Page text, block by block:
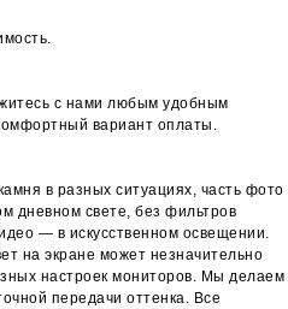
с нами любым удобным
вариант оплаты.
в разных ситуациях, часть фото
дневном свете, без фильтров
— в искусственном освещении.
на экране может незначительно
настроек мониторов. Мы делаем
передачи оттенка. Все